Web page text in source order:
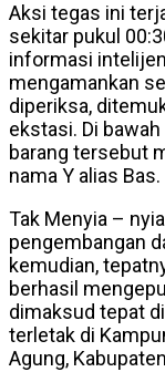
Aksi tegas ini
sekitar pukul
informasi
mengamankan
diperiksa,
ekstasi. Di
barang tersebut
nama Y alias Bas.
Tak Menyia –
pengembangan
kemudian,
berhasil
dimaksud tepat
terletak di
Agung,